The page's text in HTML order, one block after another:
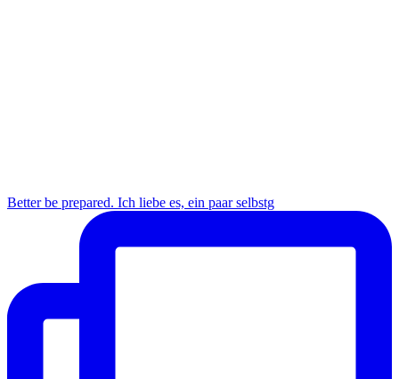
Better be prepared. Ich liebe es, ein paar selbstg